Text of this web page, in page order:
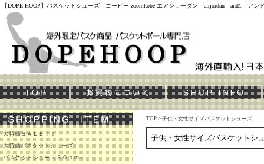
【DOPE HOOP】バスケットシューズ コービー zoomkobe エアジョーダン airjordan and1
大特価ＳＡＬＥ！！
大特価バスケットシューズ
バスケットシューズ３０ｃｍ～
TOP > 子供・女性サイズバスケットシューズ
子供・女性サイズバスケットシ